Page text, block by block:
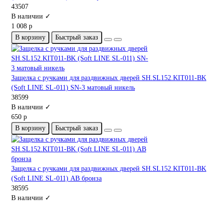
43507
В наличии ✓
1 008 р
В корзину
Быстрый заказ
Защелка с ручками для раздвижных дверей SH.SL152.KIT011-BK
(Soft LINE SL-011) SN-3 матовый никель
38599
В наличии ✓
650 р
В корзину
Быстрый заказ
Защелка с ручками для раздвижных дверей SH.SL152.KIT011-BK
(Soft LINE SL-011) АВ бронза
38595
В наличии ✓